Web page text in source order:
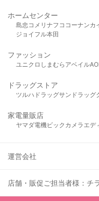
ホームセンター
島忠 コメリ ナフコ コーナンカ
ジョイフル本田
ファッション
ユニクロ しまむら アベイル
ドラッグストア
ツルハドラッグサンドラッグ
家電量販店
ヤマダ電機ビックカメラ エデ
運営会社
店舗・販促ご担当者様：チ